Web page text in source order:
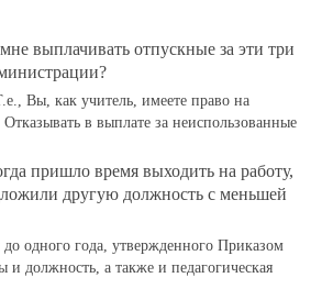
выплачивать отпускные за эти три
Вы, как учитель, имеете право на
в выплате за неиспользованные
пришло время выходить на работу,
другую должность с меньшей
одного года, утвержденного Приказом
и должность, а также и педагогическая